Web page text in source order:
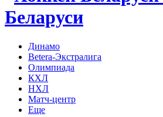
Беларуси
Динамо
Betera-Экстралига
Олимпиада
КХЛ
НХЛ
Матч-центр
Еще